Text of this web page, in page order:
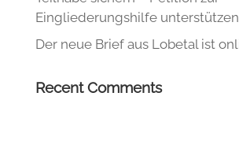
Eingliederungshilfe unterstützen
Der neue Brief aus Lobetal ist
Recent Comments